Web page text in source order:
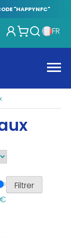
"HAPPYNFC"
FR
€
Filtrer